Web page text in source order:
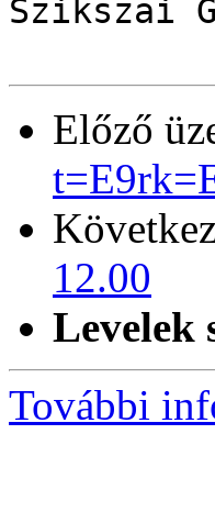
Szikszai
Előző
12.00
Levelek
További